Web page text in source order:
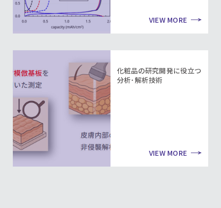
VIEW MORE
化粧品の研究開発に役立つ
分析･解析技術
VIEW MORE